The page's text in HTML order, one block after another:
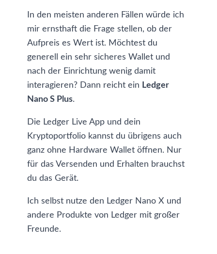
In den meisten anderen Fällen würde ich
mir ernsthaft die Frage stellen, ob der
Aufpreis es Wert ist. Möchtest du
generell ein sehr sicheres Wallet und
nach der Einrichtung wenig damit
interagieren? Dann reicht ein Ledger
Nano S Plus.
Die Ledger Live App und dein
Kryptoportfolio kannst du übrigens auch
ganz ohne Hardware Wallet öffnen. Nur
für das Versenden und Erhalten brauchst
du das Gerät.
Ich selbst nutze den Ledger Nano X und
andere Produkte von Ledger mit großer
Freunde.